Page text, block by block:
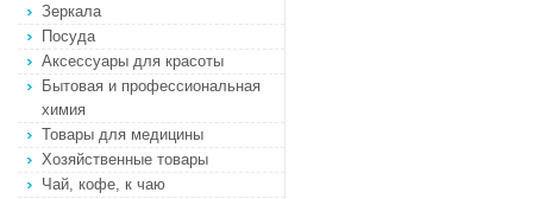
Зеркала
Посуда
Аксессуары для красоты
Бытовая и профессиональная
химия
Товары для медицины
Хозяйственные товары
Чай, кофе, к чаю